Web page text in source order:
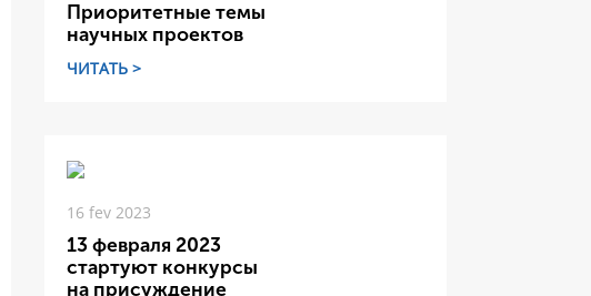
Приоритетные темы
научных проектов
ЧИТАТЬ >
16 fev 2023
13 февраля 2023
стартуют конкурсы
на присуждение